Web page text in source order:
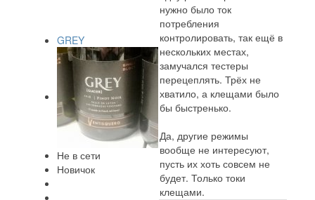
GREY
Не в сети
Новичок
нужно было ток
потребления
контролировать, так ещё в
нескольких местах,
замучался тестеры
перецеплять. Трёх не
хватило, а клещами было
бы быстренько.
Да, другие режимы
вообще не интересуют,
пусть их хоть совсем не
будет. Только токи
клещами.